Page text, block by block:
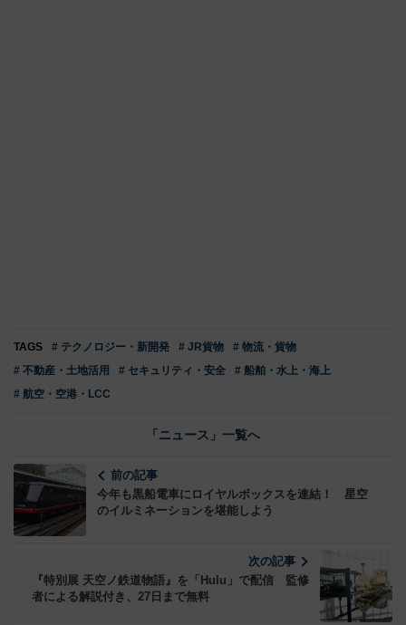
TAGS # テクノロジー・新開発 # JR貨物
# 物流・貨物
# 不動産・土地活用
# セキュリティ・安全
# 船舶・水上・海上
# 航空・空港・LCC
「ニュース」一覧へ
前の記事
今年も黒船電車にロイヤルボックスを連結！ 星空
のイルミネーションを堪能しよう
次の記事
『特別展 天空ノ鉄道物語』を「Hulu」で配信 監修
者による解説付き、27日まで無料